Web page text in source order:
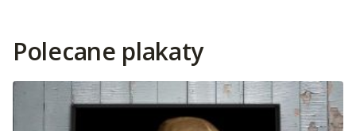
Polecane plakaty